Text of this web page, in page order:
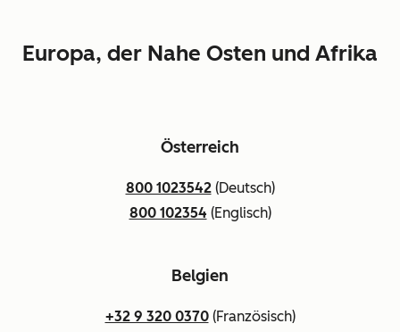
Europa, der Nahe Osten und Afrika
Österreich
800 1023542(Deutsch)
800 102354 (Englisch)
Belgien
+32 9 320 0370(Französisch)